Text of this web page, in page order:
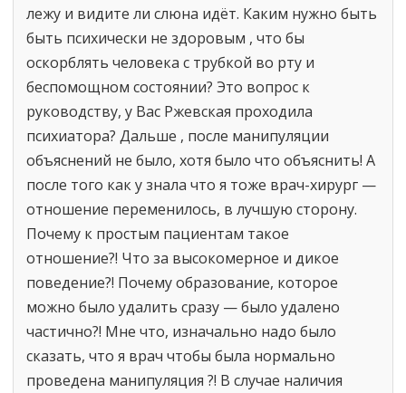
лежу и видите ли слюна идёт. Каким нужно быть
быть психически не здоровым , что бы
оскорблять человека с трубкой во рту и
беспомощном состоянии? Это вопрос к
руководству, у Вас Ржевская проходила
психиатора? Дальше , после манипуляции
объяснений не было, хотя было что объяснить! А
после того как у знала что я тоже врач-хирург —
отношение переменилось, в лучшую сторону.
Почему к простым пациентам такое
отношение?! Что за высокомерное и дикое
поведение?! Почему образование, которое
можно было удалить сразу — было удалено
частично?! Мне что, изначально надо было
сказать, что я врач чтобы была нормально
проведена манипуляция ?! В случае наличия